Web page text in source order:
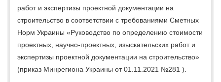
работ и экспертизы проектной документации на
строительство в соответствии с требованиями Сметных
Норм Украины «Руководство по определению стоимости
проектных, научно-проектных, изыскательских работ и
экспертизы проектной документации на строительство»
(приказ Минрегиона Украины от 01.11.2021 №281 ).